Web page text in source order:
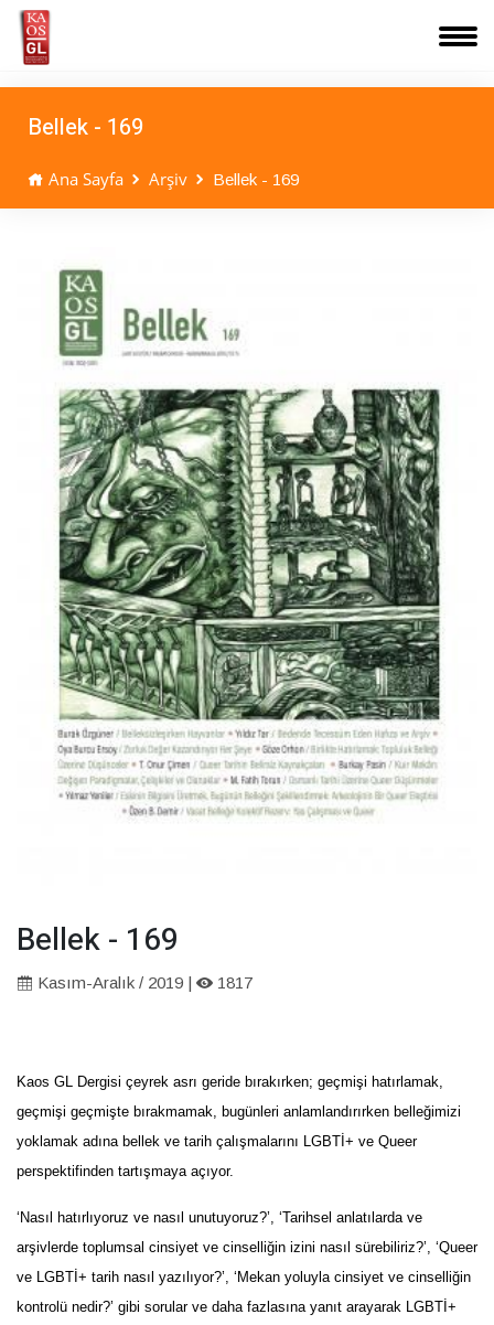
Bellek - 169
Ana Sayfa Arşiv Bellek - 169
Bellek - 169
Kasım-Aralık / 2019 | 1817
Kaos GL Dergisi çeyrek asrı geride bırakırken; geçmişi hatırlamak,
geçmişi geçmişte bırakmamak, bugünleri anlamlandırırken belleğimizi
yoklamak adına bellek ve tarih çalışmalarını LGBTİ+ ve Queer
perspektifinden tartışmaya açıyor.
‘Nasıl hatırlıyoruz ve nasıl unutuyoruz?’, ‘Tarihsel anlatılarda ve
arşivlerde toplumsal cinsiyet ve cinselliğin izini nasıl sürebiliriz?’, ‘Queer
ve LGBTİ+ tarih nasıl yazılıyor?’, ‘Mekan yoluyla cinsiyet ve cinselliğin
kontrolü nedir?’ gibi sorular ve daha fazlasına yanıt arayarak LGBTİ+